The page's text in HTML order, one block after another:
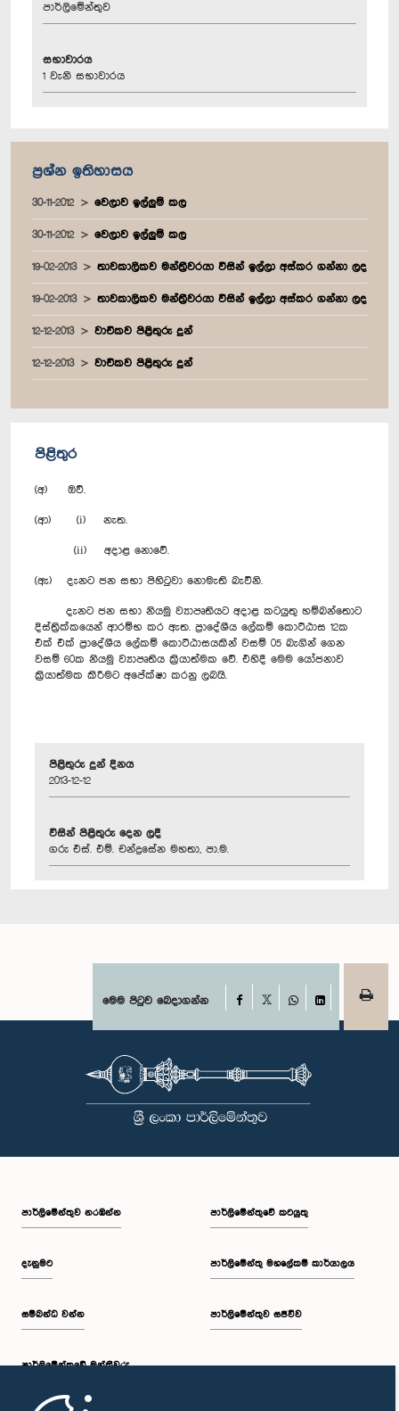
පාර්ලිමේන්තුව
සභාවාරය
1 වැනි සභාවාරය
ප්‍රශ්න ඉතිහාසය
30-11-2012 වෙලාව ඉල්ලුම් කල
30-11-2012 වෙලාව ඉල්ලුම් කල
19-02-2013 තාවකාලිකව මන්ත්‍රීවරයා විසින් ඉල්ලා අස්කර ගන්නා ලද
19-02-2013 තාවකාලිකව මන්ත්‍රීවරයා විසින් ඉල්ලා අස්කර ගන්නා ලද
12-12-2013 වාචිකව පිළිතුරු දුන්
12-12-2013 වාචිකව පිළිතුරු දුන්
පිළිතුර
(අ) ඔව්.
(ආ) (i) නැත.
(ii) අදාළ නොවේ.
(ඇ) දැනට ජන සභා පිහිටුවා නොමැති බැවිනි.
දැනට ජන සභා නියමු ව්‍යාපෘතියට අදාළ කටයුතු හම්බන්තොට
දිස්ත්‍රික්කයෙන් ආරම්භ කර ඇත. ප්‍රාදේශීය ලේකම් කොට්ඨාස 12ක
එක් එක් ප්‍රාදේශීය ලේකම් කොට්ඨාසයකින් වසම් 05 බැගින් ගෙන
වසම් 60ක නියමු ව්‍යාපෘතිය ක්‍රියාත්මක වේ. එහිදී මෙම යෝජනාව
ක්‍රියාත්මක කිරීමට අපේක්ෂා කරනු ලබයි.
පිළිතුරු දුන් දිනය
2013-12-12
විසින් පිළිතුරු දෙන ලදී
ගරු එස්. එම්. චන්ද්‍රසේන මහතා, පා.ම.
මෙම පිටුව බෙදාගන්න Facebook
WhatsAppLinkedIn
පාර්ලි‌මේන්තුව නරඹන්න
දැනුමට
සම්බන්ධ වන්න
පාර්ලි‌මේන්තුවේ මන්ත්‍රීවරු
පාර්ලිමේන්තුවේ කටයුතු
පාර්ලිමේන්තු මහලේකම් කාර්යාලය
පාර්ලිමේන්තුව සජීවීව